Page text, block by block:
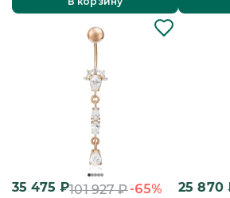
35 475 ₽101 927₽-65% 25 870